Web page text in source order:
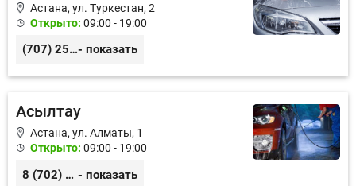
Астана, ул. Туркестан, 2
Открыто: 09:00 - 19:00
(707) 258-85-82- показать
Асылтау
Астана, ул. Алматы, 1
Открыто: 09:00 - 19:00
8 (702) 347-48-49 - показать